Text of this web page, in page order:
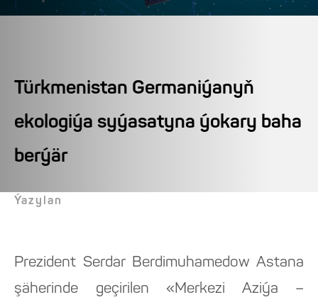
Türkmenistan Germaniýanyň
ekologiýa syýasatyna ýokary baha
berýär
Ýazylan
Prezident Serdar Berdimuhamedow Astana
şäherinde geçirilen «Merkezi Aziýa –